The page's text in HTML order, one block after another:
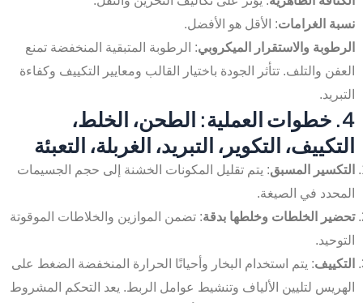
نسبة الغرامات: الأقل هو الأفضل.
الرطوبة والاستقرار الميكروبي: الرطوبة المتبقية المنخفضة تمنع
العفن والتلف. تتأثر الجودة باختيار القالب ومعايير التكييف وكفاءة
التبريد.
4. خطوات العملية: الطحن، الخلط،
التكييف، التكوير، التبريد، الغربلة، التعبئة
التكسير المسبق: يتم تقليل المكونات الخشنة إلى حجم الجسيمات
المحدد في الصيغة.
تحضير الخلطات وخلطها بدقة: تضمن الموازين والخلاطات الموقوتة
التوحيد.
التكييف: يتم استخدام البخار وأحيانًا الحرارة المنخفضة الضغط على
الهريس لتليين الألياف وتنشيط عوامل الربط. يعد التحكم المشروط